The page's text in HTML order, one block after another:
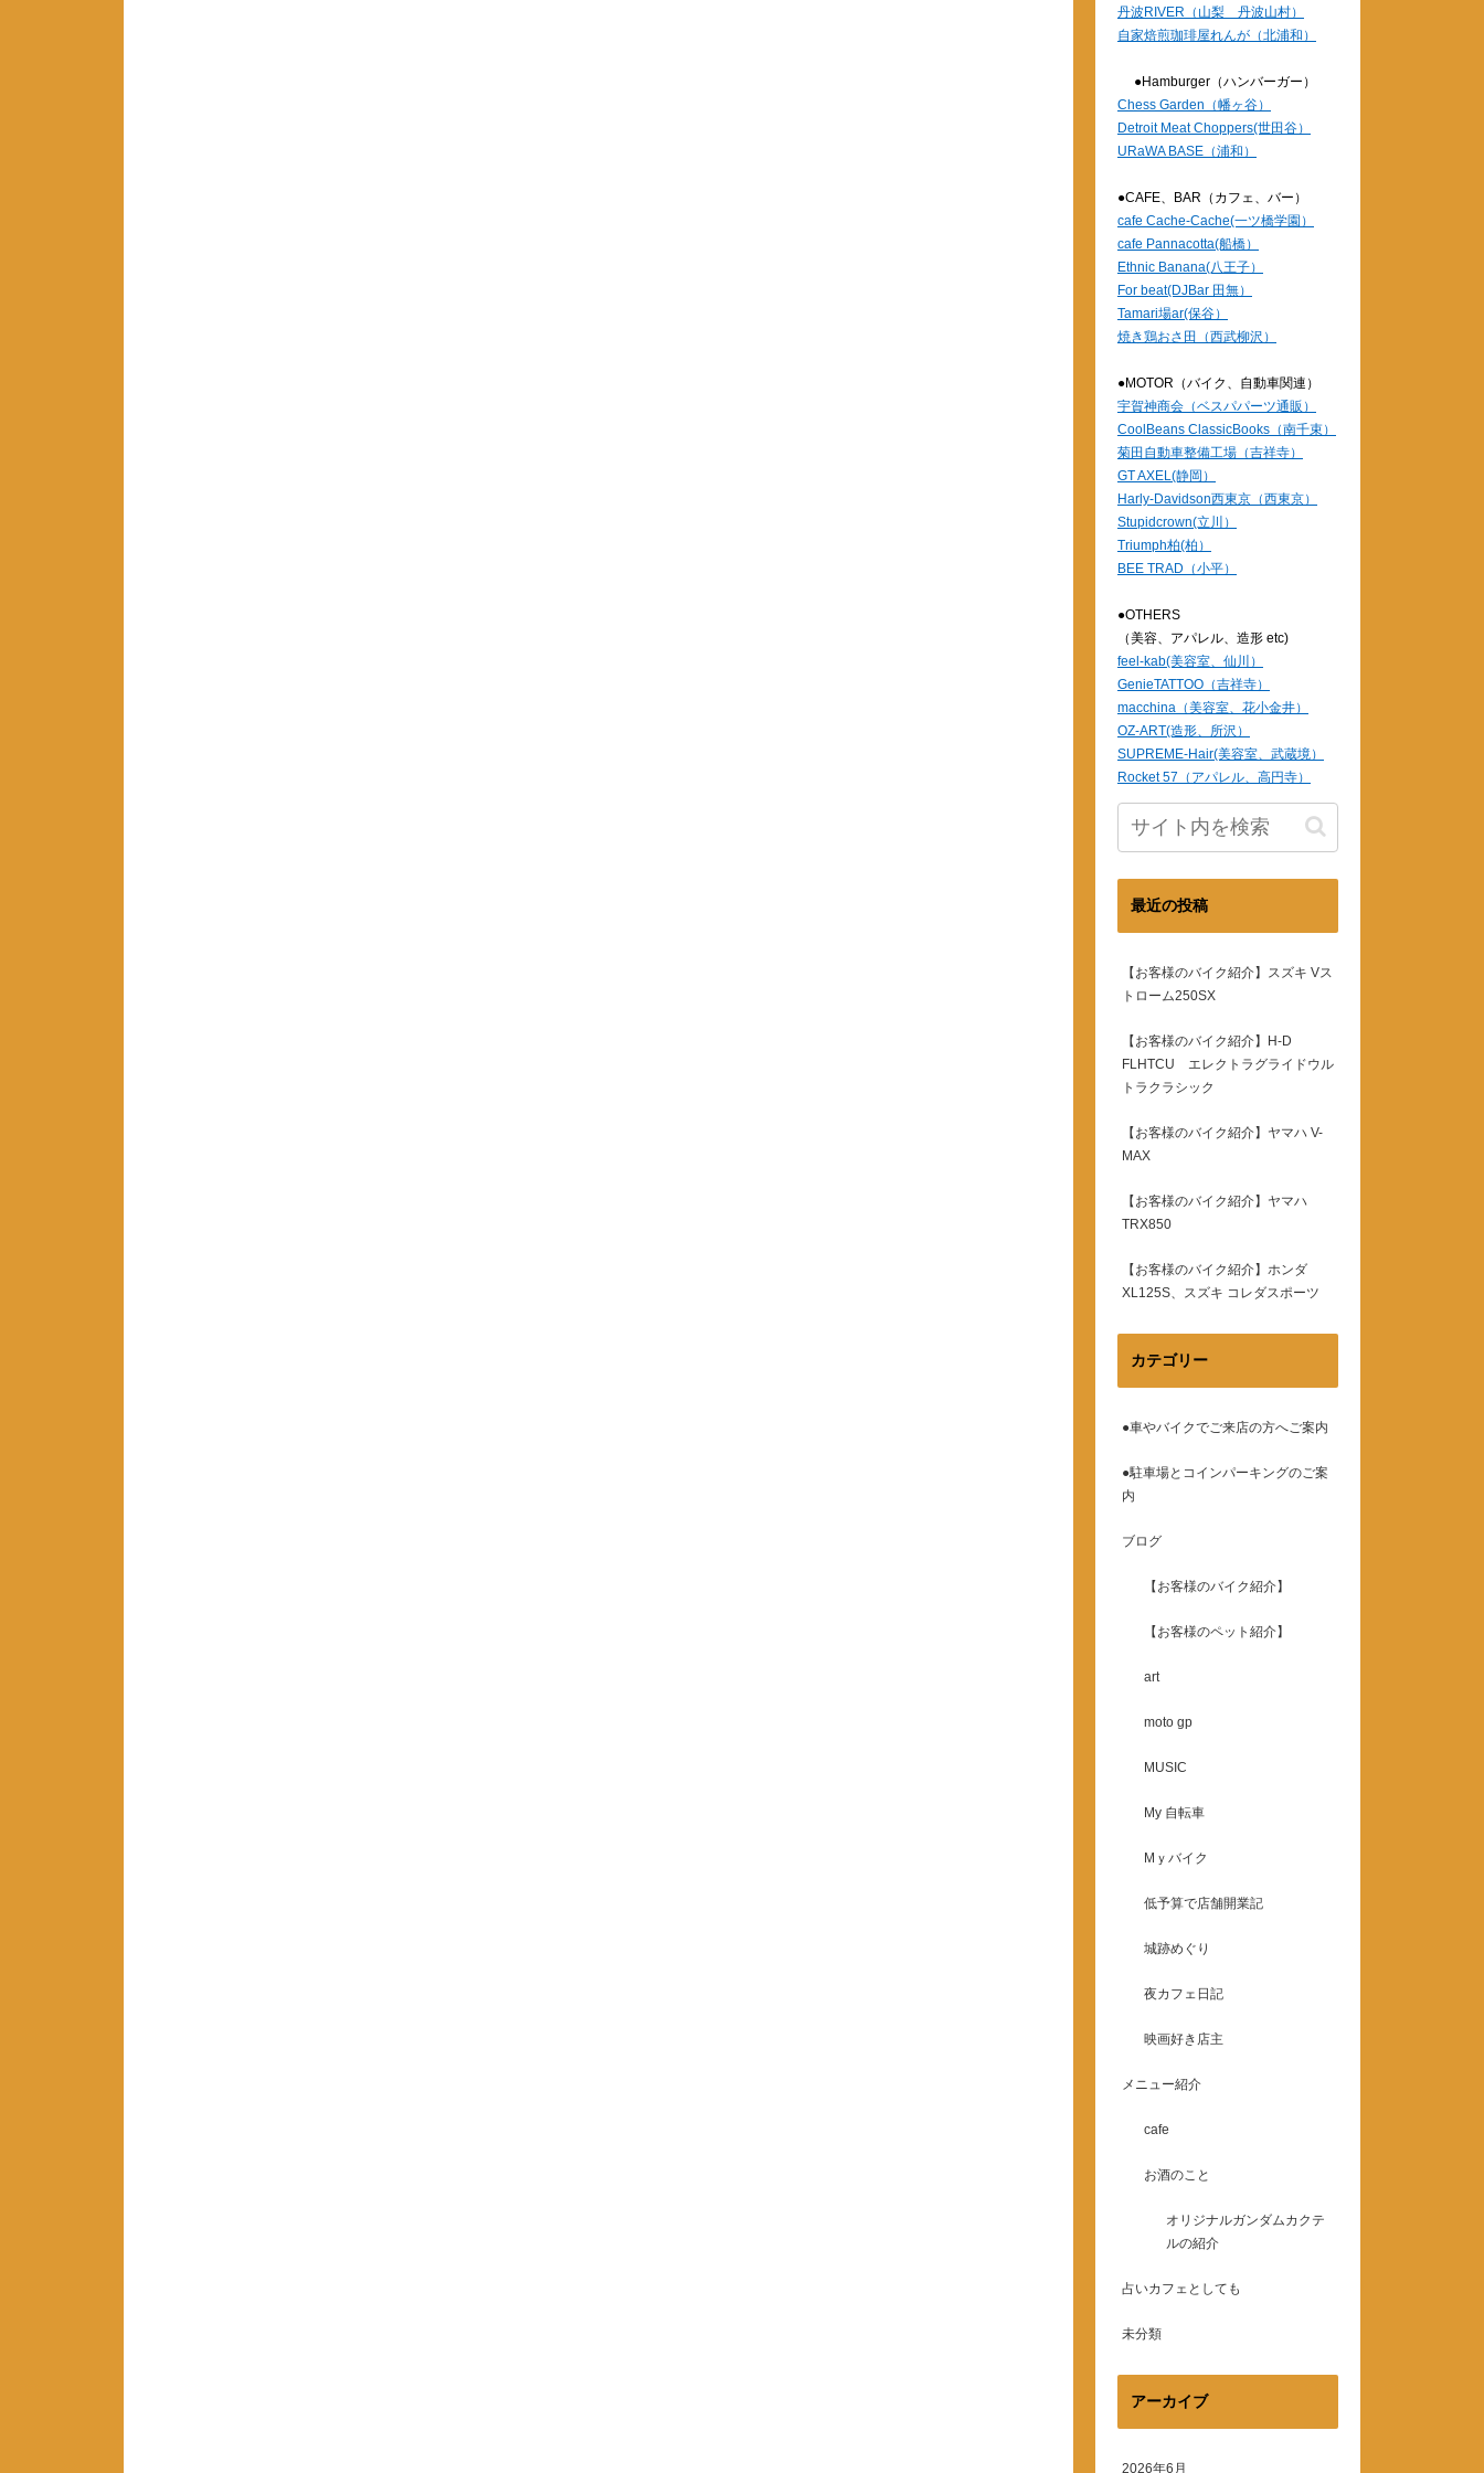
丹波RIVER（山梨 丹波山村）
自家焙煎珈琲屋れんが（北浦和）
●Hamburger（ハンバーガー）
Chess Garden（幡ヶ谷）
Detroit Meat Choppers(世田谷）
URaWA BASE（浦和）
●CAFE、BAR（カフェ、バー）
cafe Cache-Cache(一ツ橋学園）
cafe Pannacotta(船橋）
Ethnic Banana(八王子）
For beat(DJBar 田無）
Tamari場ar(保谷）
焼き鶏おさ田（西武柳沢）
●MOTOR（バイク、自動車関連）
宇賀神商会（ベスパパーツ通販）
CoolBeans ClassicBooks（南千束）
菊田自動車整備工場（吉祥寺）
GT AXEL(静岡）
Harly-Davidson西東京（西東京）
Stupidcrown(立川）
Triumph柏(柏）
BEE TRAD（小平）
●OTHERS
（美容、アパレル、造形 etc)
feel-kab(美容室、仙川）
GenieTATTOO（吉祥寺）
macchina（美容室、花小金井）
OZ-ART(造形、所沢）
SUPREME-Hair(美容室、武蔵境）
Rocket 57（アパレル、高円寺）
最近の投稿
【お客様のバイク紹介】スズキ Vス
トローム250SX
【お客様のバイク紹介】H-D
FLHTCU エレクトラグライドウル
トラクラシック
【お客様のバイク紹介】ヤマハ V-
MAX
【お客様のバイク紹介】ヤマハ
TRX850
【お客様のバイク紹介】ホンダ
XL125S、スズキ コレダスポーツ
カテゴリー
●車やバイクでご来店の方へご案内
●駐車場とコインパーキングのご案
内
ブログ
【お客様のバイク紹介】
【お客様のペット紹介】
art
moto gp
MUSIC
My 自転車
Mｙバイク
低予算で店舗開業記
城跡めぐり
夜カフェ日記
映画好き店主
メニュー紹介
cafe
お酒のこと
オリジナルガンダムカクテ
ルの紹介
占いカフェとしても
未分類
アーカイブ
2026年6月